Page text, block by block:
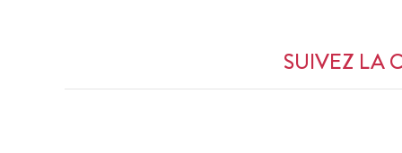
SUIVEZ LA